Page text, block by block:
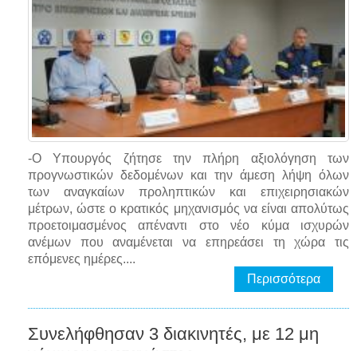
-Ο Υπουργός ζήτησε την πλήρη αξιολόγηση των
προγνωστικών δεδομένων και την άμεση λήψη όλων
των αναγκαίων προληπτικών και επιχειρησιακών
μέτρων, ώστε ο κρατικός μηχανισμός να είναι απολύτως
προετοιμασμένος απέναντι στο νέο κύμα ισχυρών
ανέμων που αναμένεται να επηρεάσει τη χώρα τις
επόμενες ημέρες....
Περισσότερα
Συνελήφθησαν 3 διακινητές, με 12 μη